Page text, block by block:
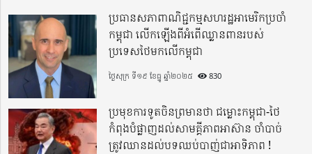
ប្រធានសភាពាណិជ្ជកម្មសហរដ្ឋអាមេរិកប្រចាំ
កម្ពុជា លើកឡើងពីអំពើឈ្លានពានរបស់
ប្រទេសថៃមកលើកម្ពុជា
ថ្ងៃសុក្រ ទី១៩ ខែធ្នូ ឆ្នាំ២០២៥ 830
ប្រមុខការទូតចិនព្រមានថា ជម្លោះកម្ពុជា-ថៃ
កំពុងបំផ្លាញដល់សាមគ្គីភាពអាស៊ាន ចាំបាច់
ត្រូវឈានដល់បទឈប់បាញ់ជាអាទិភាព !